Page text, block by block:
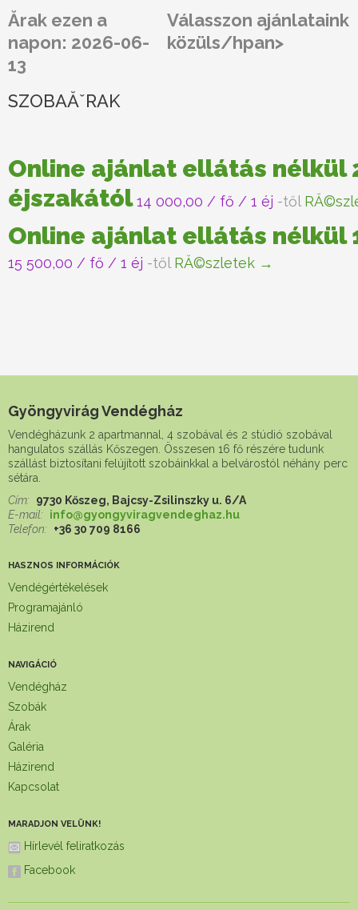
Ărak ezen a
napon: 2026-06-
13
Válasszon ajánlataink
közüls/hpan>
SZOBAĂˇRAK
Online ajánlat ellátás nélkül
éjszakától 14 000,00 / fő / 1 éj -től
Online ajánlat ellátás nélkül
15 500,00 / fő / 1 éj -től RĂ©szletek →
Gyöngyvirág Vendégház
Vendégházunk 2 apartmannal, 4 szobával és 2 stúdió szobával
hangulatos szállás Kőszegen. Összesen 16 fő részére tudunk
szállást biztosítani felújított szobáinkkal a belvárostól néhány perc
sétára.
Cím:
9730 Kőszeg, Bajcsy-Zsilinszky u. 6/A
E-mail:
info@gyongyviragvendeghaz.hu
Telefon:
+36 30 709 8166
HASZNOS INFORMÁCIÓK
Vendégértékelések
Programajánló
Házirend
NAVIGÁCIÓ
Vendégház
Szobák
Árak
Galéria
Házirend
Kapcsolat
MARADJON VELÜNK!
Hírlevél feliratkozás
Facebook